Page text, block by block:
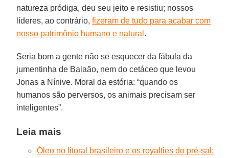
natureza pródiga, deu seu jeito e resistiu; nossos
líderes, ao contrário,fizeram de tudo para acabar com
nosso patrimônio humano e natural .
Seria bom a gente não se esquecer da fábula da
jumentinha de Balaão, nem do cetáceo que levou
Jonas a Nínive. Moral da estória: “quando os
humanos são perversos, os animais precisam ser
inteligentes”.
Leia mais
Óleo no litoral brasileiro e os royalties do pré-sal: